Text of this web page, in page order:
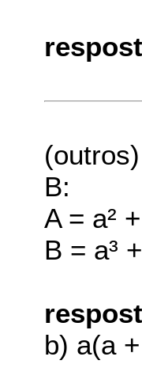
B:
A = a²
B = a³
b) a(a